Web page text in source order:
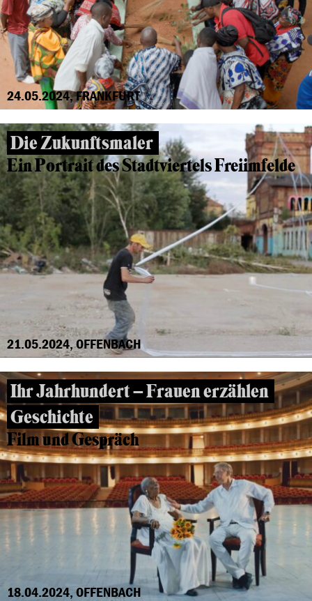
24.05.2024, FRANKFURT
Die Zukunftsmaler
Ein Portrait des Stadtviertels Freiimfelde
21.05.2024, OFFENBACH
Ihr Jahrhundert – Frauen erzählen
Geschichte
Film und Gespräch
18.04.2024, OFFENBACH